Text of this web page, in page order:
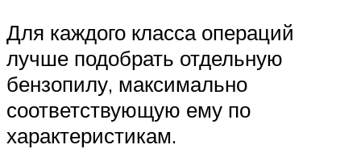
Для каждого класса операций
лучше подобрать отдельную
бензопилу, максимально
соответствующую ему по
характеристикам.